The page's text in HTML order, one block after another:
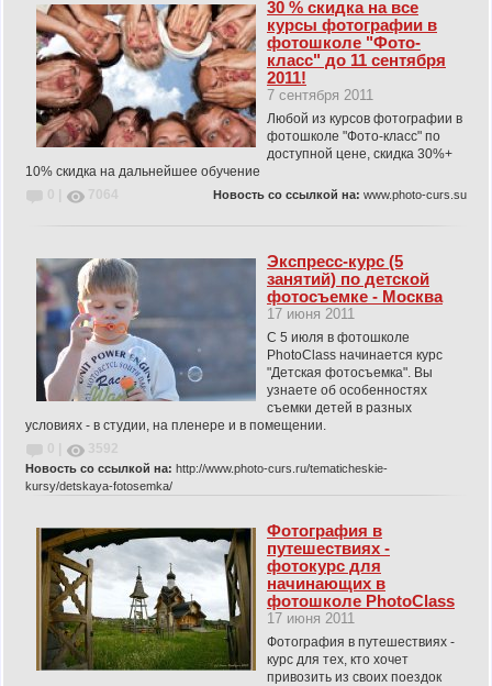
30 % скидка на все
курсы фотографии в
фотошколе "Фото-
класс" до 11 сентября
2011!
7 сентября 2011
Любой из курсов фотографии в
фотошколе "Фото-класс" по
доступной цене, скидка 30%+
10% скидка на дальнейшее обучение
Новость со ссылкой на: www.photo-curs.su
Экспресс-курс (5
занятий) по детской
фотосъемке - Москва
17 июня 2011
С 5 июля в фотошколе
PhotoClass начинается курс
"Детская фотосъемка". Вы
узнаете об особенностях
съемки детей в разных
условиях - в студии, на пленере и в помещении.
Новость со ссылкой на: http://www.photo-curs.ru/tematicheskie-
kursy/detskaya-fotosemka/
Фотография в
путешествиях -
фотокурс для
начинающих в
фотошколе PhotoClass
17 июня 2011
Фотография в путешествиях -
курс для тех, кто хочет
привозить из своих поездок